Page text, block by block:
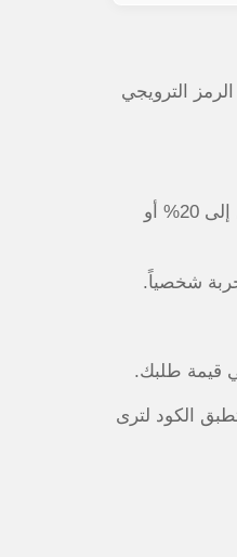
الترويجي
، ستجد العديد من المواقع التي تدّعي وجود خصومات تصل إلى 20% أو
قيمة طلبك.
الكود لترى